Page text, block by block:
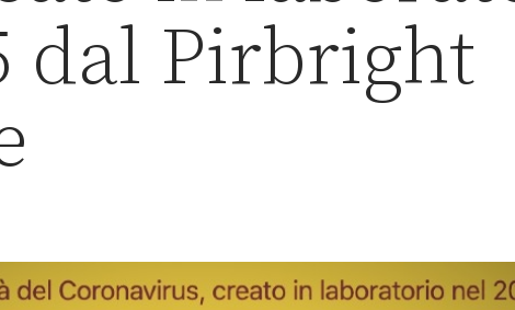
dal Pirbright